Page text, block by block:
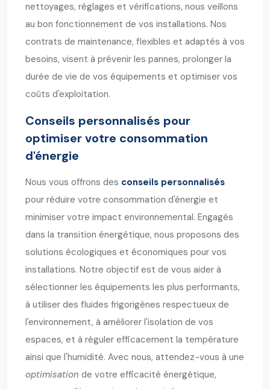
nettoyages, réglages et vérifications, nous veillons
au bon fonctionnement de vos installations. Nos
contrats de maintenance, flexibles et adaptés à vos
besoins, visent à prévenir les pannes, prolonger la
durée de vie de vos équipements et optimiser vos
coûts d'exploitation.
Conseils personnalisés pour
optimiser votre consommation
d'énergie
Nous vous offrons des conseils personnalisés
pour réduire votre consommation d'énergie et
minimiser votre impact environnemental. Engagés
dans la transition énergétique, nous proposons des
solutions écologiques et économiques pour vos
installations. Notre objectif est de vous aider à
sélectionner les équipements les plus performants,
à utiliser des fluides frigorigènes respectueux de
l'environnement, à améliorer l'isolation de vos
espaces, et à réguler efficacement la température
ainsi que l'humidité. Avec nous, attendez-vous à une
optimisation de votre efficacité énergétique,